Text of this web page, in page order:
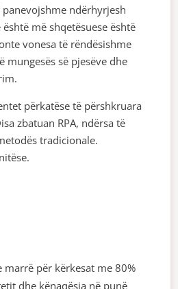
ndërhyrjesh
më shqetësuese është
vonesa të rëndësishme
mungesës së pjesëve dhe
përkatëse të përshkruara
zbatuan RPA, ndërsa të
tradicionale.
marrë për kërkesat me 80%
dhe kënaqësia në punë